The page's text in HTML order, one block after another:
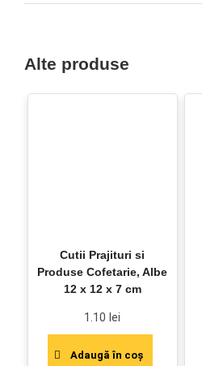
Alte produse
Cutii Prajituri si
Produse Cofetarie, Albe
12 x 12 x 7 cm
1.10 lei
Adaugă în coș